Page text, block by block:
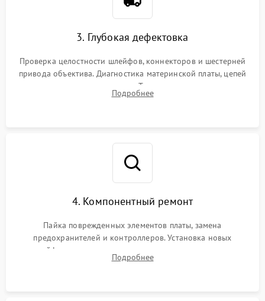
3. Глубокая дефектовка
Проверка целостности шлейфов, коннекторов и шестерней
привода объектива. Диагностика материнской платы, цепей
питания и картоприемника. Тестирование механизма
затвора и блока внутрикамерной стабилизации.
Подробнее
4. Компонентный ремонт
Пайка поврежденных элементов платы, замена
предохранителей и контроллеров. Установка новых
шлейфов, дисплея, механизма затвора или двигателя
автофокуса. Восстановление геометрии тубуса объектива
Подробнее